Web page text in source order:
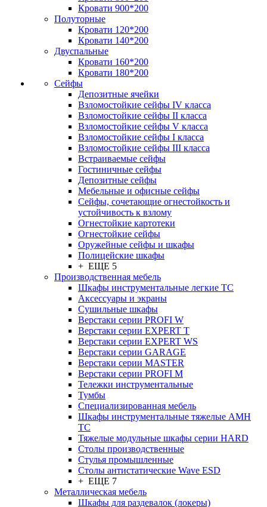
Кровати 900*200
Полуторные
Кровати 120*200
Кровати 140*200
Двуспальные
Кровати 160*200
Кровати 180*200
Сейфы
Депозитные ячейки
Взломостойкие сейфы IV класса
Взломостойкие сейфы II класса
Взломостойкие сейфы V класса
Взломостойкие сейфы I класса
Взломостойкие сейфы III класса
Встраиваемые сейфы
Гостиничные сейфы
Депозитные сейфы
Мебельные и офисные сейфы
Сейфы, сочетающие огнестойкость и
устойчивость к взлому
Огнестойкие картотеки
Огнестойкие сейфы
Оружейные сейфы и шкафы
Полицейские шкафы
+ ЕЩЕ 5
Производственная мебель
Шкафы инструментальные легкие ТС
Аксессуары и экраны
Cушильные шкафы
Верстаки серии PROFI W
Верстаки серии EXPERT T
Верстаки серии EXPERT WS
Верстаки серии GARAGE
Верстаки серии MASTER
Верстаки серии PROFI M
Тележки инструментальные
Тумбы
Cпециализированная мебель
Шкафы инструментальные тяжелые AMH
TC
Тяжелые модульные шкафы серии HARD
Столы производственные
Стулья промышленные
Столы антистатические Wave ESD
+ ЕЩЕ 7
Металлическая мебель
Шкафы для раздевалок (локеры)